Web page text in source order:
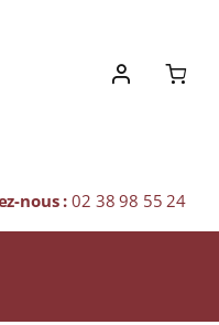
nous :02 38 98 55 24